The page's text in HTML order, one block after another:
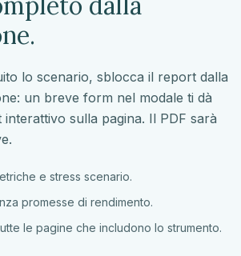
lo scenario, sblocca il report dalla
un breve form nel modale ti dà
sulla pagina. Il PDF sarà
e stress scenario.
promesse di rendimento.
le pagine che includono lo strumento.